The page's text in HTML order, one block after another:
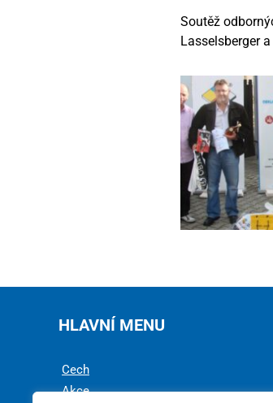
Soutěž
Lasselsberger
HLAVNÍ MENU
Cech
Akce